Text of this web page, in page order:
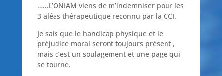
……L’ONIAM viens de m’indemniser pour les
3 aléas thérapeutique reconnu par la CCI.
Je sais que le handicap physique et le
préjudice moral seront toujours présent ,
mais c’est un soulagement et une page qui
se tourne.